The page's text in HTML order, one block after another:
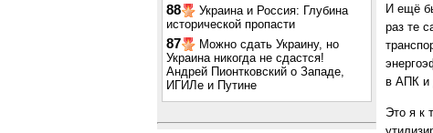
88
Украина и Россия: Глубина
исторической пропасти
87
Можно сдать Украину, но
Украина никогда не сдастся!
Андрей Пионтковский о Западе,
ИГИЛе и Путине
И ещё
раз те
в АПК и
Это я к